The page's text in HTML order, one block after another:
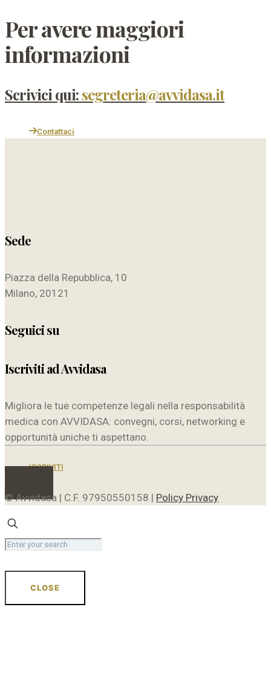
Per avere maggiori
informazioni
Scrivici qui:segreteria@avvidasa.it
Contattaci
Sede
Piazza della Repubblica, 10
Milano, 20121
Seguici su
Iscriviti ad Avvidasa
Migliora le tue competenze legali nella responsabilità
medica con AVVIDASA: convegni, corsi, networking e
opportunità uniche ti aspettano.
ISCRIVITI
© Avvidasa | C.F. 97950550158 | Policy Privacy
CLOSE